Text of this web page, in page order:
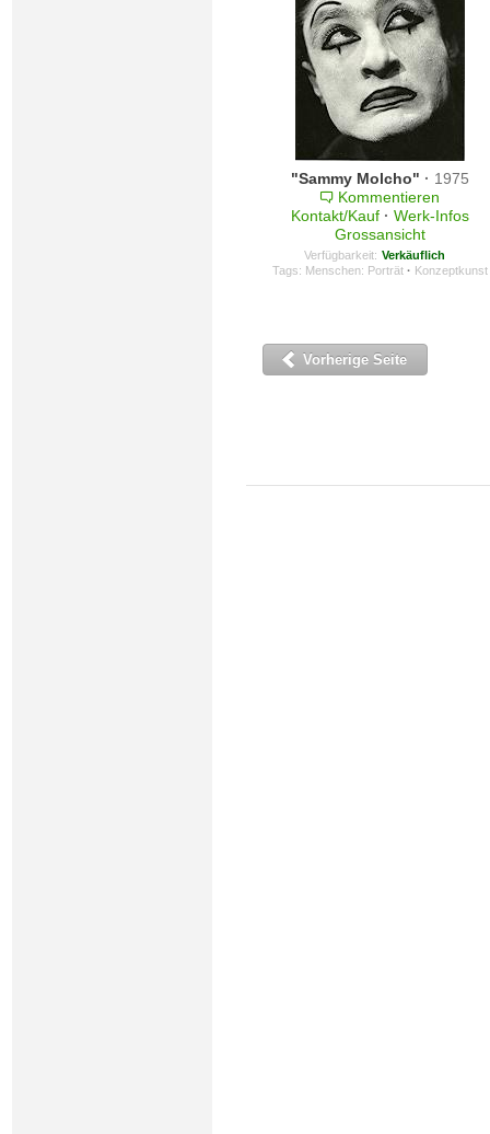
"Sammy Molcho" · 1975
Kommentieren
Kontakt/Kauf · Werk-Infos
Grossansicht
Verfügbarkeit: Verkäuflich
Tags: Menschen: Porträt · Konzeptkunst
Vorherige Seite